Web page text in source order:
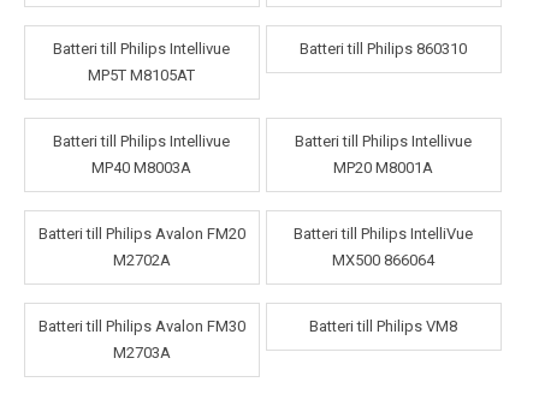
Batteri till Philips Intellivue
MP5T M8105AT
Batteri till Philips 860310
Batteri till Philips Intellivue
MP40 M8003A
Batteri till Philips Intellivue
MP20 M8001A
Batteri till Philips Avalon FM20
M2702A
Batteri till Philips IntelliVue
MX500 866064
Batteri till Philips Avalon FM30
M2703A
Batteri till Philips VM8